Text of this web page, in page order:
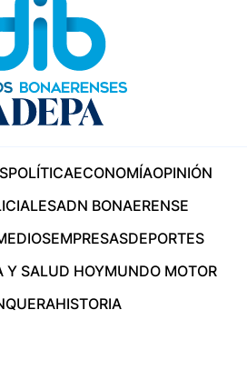
POLÍTICAECONOMÍAOPINIÓN
ADN BONAERENSE
EMPRESASDEPORTES
Y SALUD HOYMUNDO MOTOR
HISTORIA